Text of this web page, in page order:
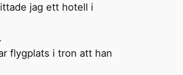
jag ett hotell i
flygplats i tron att han